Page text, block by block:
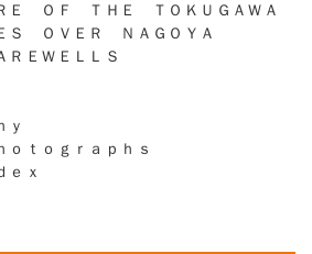
Ｅ ＯＦ ＴＨＥ ＴＯＫＵＧＡＷＡ
Ｓ ＯＶＥＲ ＮＡＧＯＹＡ
ＥＷＥＬＬＳ
ｙ
ｔｏｇｒａｐｈｓ
ｅｘ